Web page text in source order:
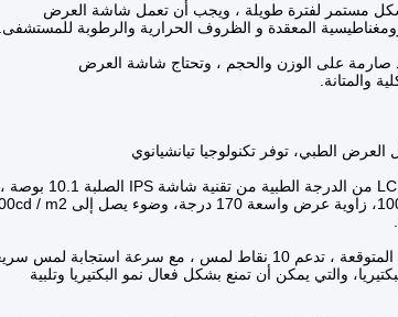
مستمر لفترة طويلة ، ويجب أن تعمل شاشة العرض
المعقدة و الظروف الحرارية والرطوبة للمستشفى.
صارمة على الوزن والحجم ، وتحتاج شاشة العرض
والمتانة.
العرض الطبي، توفر تكنولوجيا تيانشيانوي
مع سرعة استجابة لمس سريعة
والتي يمكن أن تمنع بشكل فعال نمو البكتيريا وتلبية